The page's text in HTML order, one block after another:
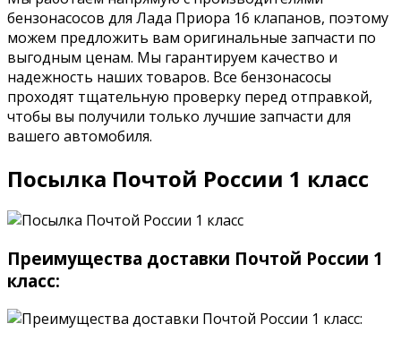
бензонасосов для Лада Приора 16 клапанов, поэтому
можем предложить вам оригинальные запчасти по
выгодным ценам. Мы гарантируем качество и
надежность наших товаров. Все бензонасосы
проходят тщательную проверку перед отправкой,
чтобы вы получили только лучшие запчасти для
вашего автомобиля.
Посылка Почтой России 1 класс
Преимущества доставки Почтой России 1
класс: